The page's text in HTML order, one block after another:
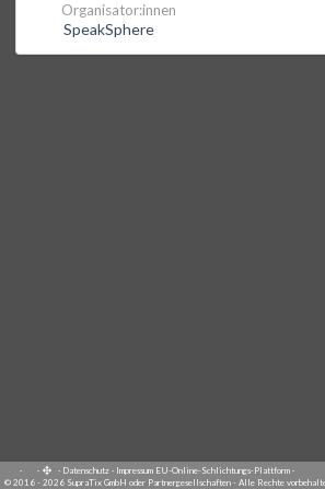
Organisator:innen
SpeakSphere
· · · Datenschutz · Impressum EU-Online-Schlichtungs-Plattform ·
© 2016 - 2026 SupraTix GmbH oder Partnergesellschaften - Alle Rechte